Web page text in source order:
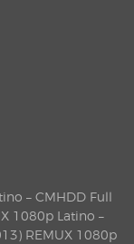
– CMHDD Full
1080p Latino –
REMUX 1080p